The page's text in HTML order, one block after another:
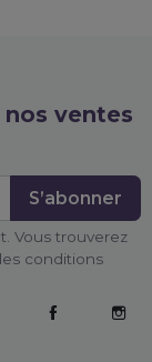
ventes
Vous trouverez
conditions